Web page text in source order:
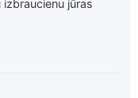
jūras